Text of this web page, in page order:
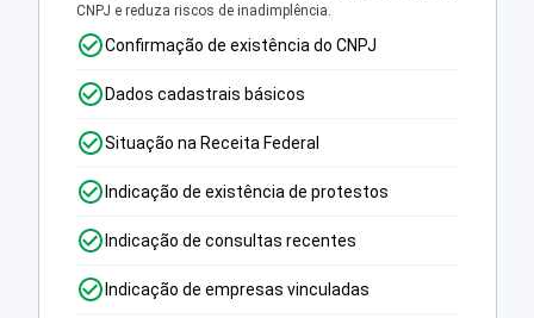
CNPJ e reduza riscos de inadimplência.
Confirmação de existência do CNPJ
Dados cadastrais básicos
Situação na Receita Federal
Indicação de existência de protestos
Indicação de consultas recentes
Indicação de empresas vinculadas